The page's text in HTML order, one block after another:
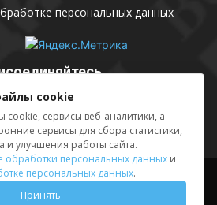
персональных данных
данные Sing in
cookie
cookie, сервисы веб-аналитики, а
сервисы для сбора статистики,
и улучшения работы сайта.
обработки персональных данных и
персональных данных.
Принять